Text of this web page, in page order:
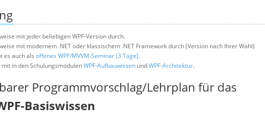
mit jeder beliebigen WPF-Version durch.
mit modernem .NET oder klassischem .NET Framework durch (Version nach Ihrer Wahl)
es auch als offenes WPF/MVVM-Seminar (3 Tage).
in den SchulungsmodulenWPF-Aufbauwissen undWPF-Architektur.
Programmvorschlag/Lehrplan für das
Basiswissen